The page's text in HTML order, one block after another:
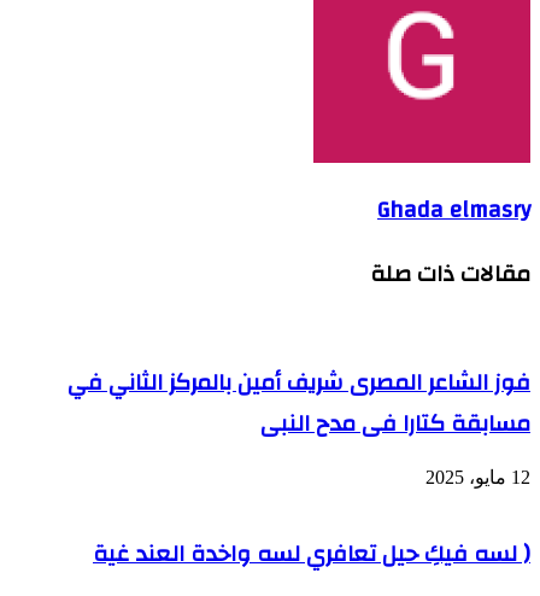
Ghada elmasry
مقالات ذات صلة
فوز الشاعر المصرى شريف أمين بالمركز الثاني في
مسابقة كتارا فى مدح النبى
12 مايو، 2025
( لسه فيكِ حيل تعافري لسه واخدة العند غية